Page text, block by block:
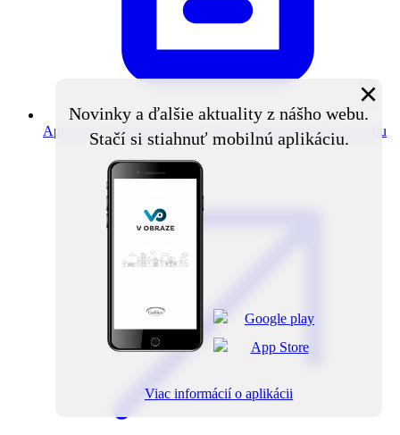
Aplikácia V obraze Novinky z obce priamo do vášho mobilu
Novinky a ďalšie aktuality z nášho webu.
Stačí si stiahnuť mobilnú aplikáciu.
×
Viac informácií o aplikácii